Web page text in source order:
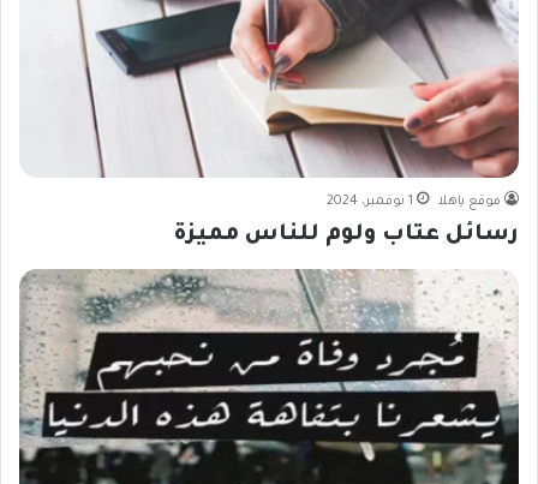
موقع ياهلا 1 نوفمبر، 2024
رسائل عتاب ولوم للناس مميزة